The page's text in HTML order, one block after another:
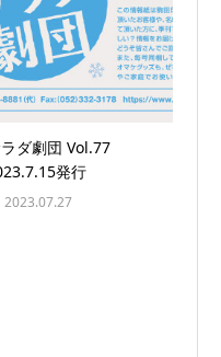
ダ劇団 Vol.77
発行
2023.07.27